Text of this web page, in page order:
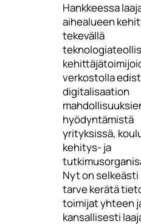
Hankkeessa
aihealueen
tekevällä
verkostolla
digitalisaation
hyödyntämistä
yrityksissä,
kehitys- ja
Nyt on
tarve kerätä
toimijat yhteen
kansallisesti